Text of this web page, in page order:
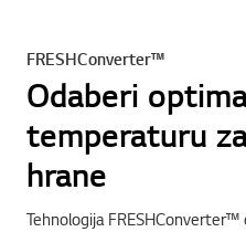
FRESHConverter™
Odaberi
temperaturu
hrane
Tehnologija